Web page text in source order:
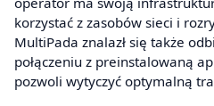
korzystać z zasobów sieci i
MultiPada znalazł się także
połączeniu z preinstalowaną
pozwoli wytyczyć optymalną